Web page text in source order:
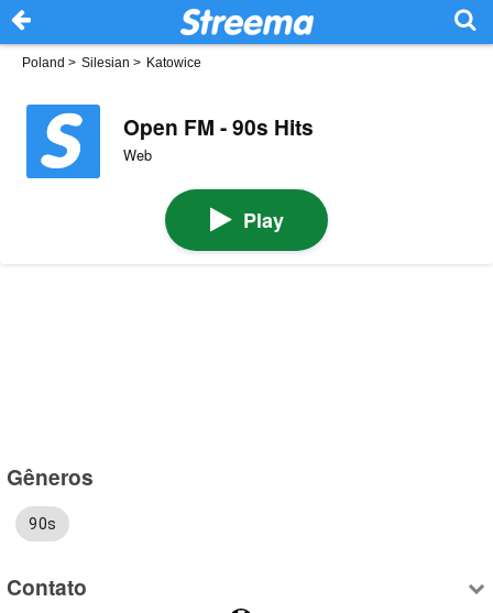
Poland > Silesian > Katowice
Open FM - 90s Hits
Web
Play
Gêneros
90s
Contato